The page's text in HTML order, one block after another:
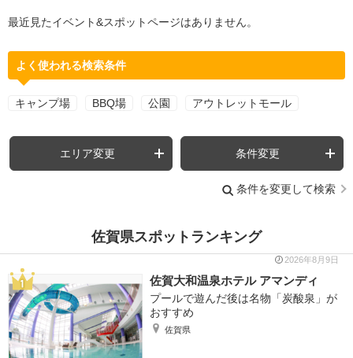
最近見たイベント&スポットページはありません。
よく使われる検索条件
キャンプ場 BBQ場 公園 アウトレットモール
エリア変更 条件変更
条件を変更して検索
佐賀県スポットランキング
2026年8月9日
佐賀大和温泉ホテル アマンディ
プールで遊んだ後は名物「炭酸泉」が
おすすめ
佐賀県